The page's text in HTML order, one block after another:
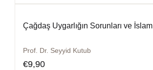
Çağdaş Uygarlığın Sorunları ve İslam
Prof. Dr. Seyyid Kutub
€9,90